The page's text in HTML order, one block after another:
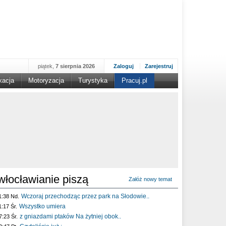
Zaloguj Zarejestruj
piątek, 7 sierpnia 2026
Motoryzacja Turystyka Pracuj.pl
piszą Załóż nowy temat
Nd. Wczoraj przechodząc przez park na Słodowie..
Śr. Wszystko umiera
Śr. z gniazdami ptaków Na żytniej obok..